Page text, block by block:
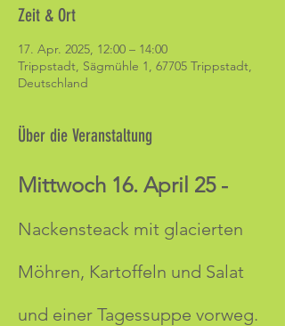
Zeit & Ort
17. Apr. 2025, 12:00 – 14:00
Trippstadt, Sägmühle 1, 67705 Trippstadt,
Deutschland
Über die Veranstaltung
Mittwoch 16. April 25 -
Nackensteack mit glacierten
Möhren, Kartoffeln und Salat
und einer Tagessuppe vorweg.